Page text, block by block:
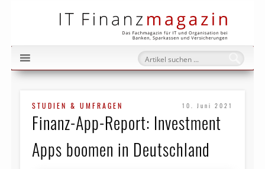
STUDIEN & UMFRAGEN 10. Juni 2021
Finanz-App-Report: Investment
Apps boomen in Deutschland